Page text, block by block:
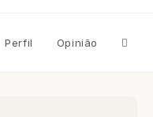
Perfil Opinião